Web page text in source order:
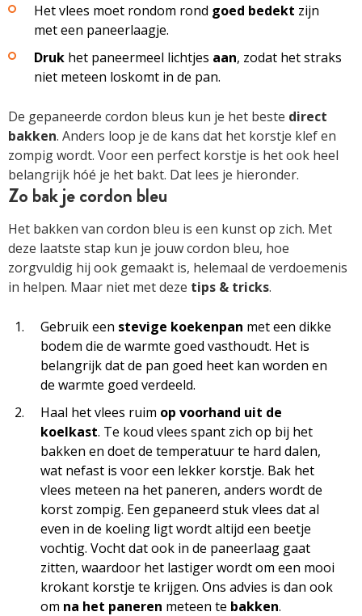
Het vlees moet rondom rond goed bedekt zijn
met een paneerlaagje.
Druk het paneermeel lichtjes aan, zodat het straks
niet meteen loskomt in de pan.
De gepaneerde cordon bleus kun je het beste direct
bakken. Anders loop je de kans dat het korstje klef en
zompig wordt. Voor een perfect korstje is het ook heel
belangrijk hóé je het bakt. Dat lees je hieronder.
Zo bak je cordon bleu
Het bakken van cordon bleu is een kunst op zich. Met
deze laatste stap kun je jouw cordon bleu, hoe
zorgvuldig hij ook gemaakt is, helemaal de verdoemenis
in helpen. Maar niet met deze tips & tricks.
Gebruik een stevige koekenpan met een dikke
bodem die de warmte goed vasthoudt. Het is
belangrijk dat de pan goed heet kan worden en
de warmte goed verdeeld.
Haal het vlees ruim op voorhand uit de
koelkast. Te koud vlees spant zich op bij het
bakken en doet de temperatuur te hard dalen,
wat nefast is voor een lekker korstje. Bak het
vlees meteen na het paneren, anders wordt de
korst zompig. Een gepaneerd stuk vlees dat al
even in de koeling ligt wordt altijd een beetje
vochtig. Vocht dat ook in de paneerlaag gaat
zitten, waardoor het lastiger wordt om een mooi
krokant korstje te krijgen. Ons advies is dan ook
om na het paneren meteen te bakken.